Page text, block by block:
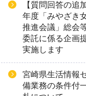
【質問回答の追
年度「みやざき
推進会議」総会
委託に係る企画
実施します
宮崎県生活情報
備業務の条件付